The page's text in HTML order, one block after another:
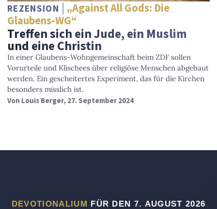
REZENSION
„Against All Gods: Die
Glaubens-WG“
Treffen sich ein Jude, ein Muslim
und eine Christin
In einer Glaubens-Wohngemeinschaft beim ZDF sollen
Vorurteile und Klischees über religiöse Menschen abgebaut
werden. Ein gescheitertes Experiment, das für die Kirchen
besonders misslich ist.
Von Louis Berger, 27. September 2024
DEVOTIONALIUM
FÜR DEN 7. AUGUST 2026